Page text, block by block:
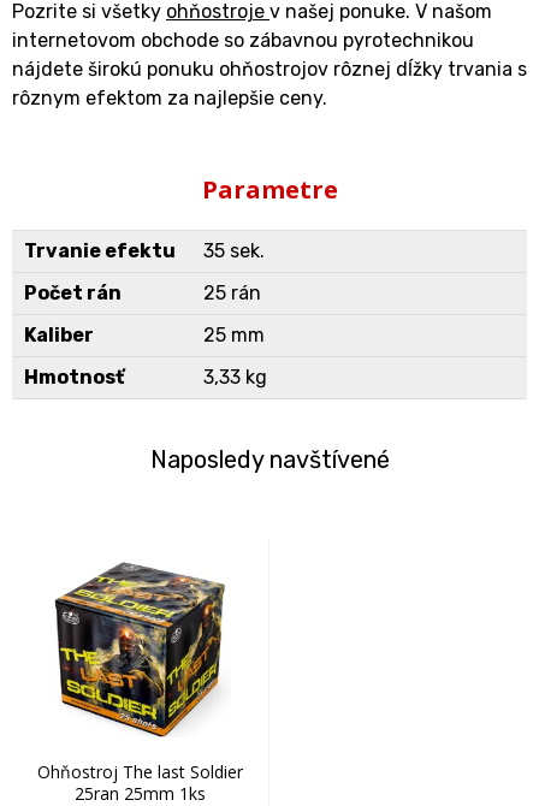
Pozrite si všetky ohňostroje v našej ponuke. V našom
internetovom obchode so zábavnou pyrotechnikou
nájdete širokú ponuku ohňostrojov rôznej dĺžky trvania s
rôznym efektom za najlepšie ceny.
Parametre
Trvanie efektu
35 sek.
Počet rán
25 rán
Kaliber
25 mm
Hmotnosť
3,33 kg
Naposledy navštívené
Ohňostroj The last Soldier
25ran 25mm 1ks